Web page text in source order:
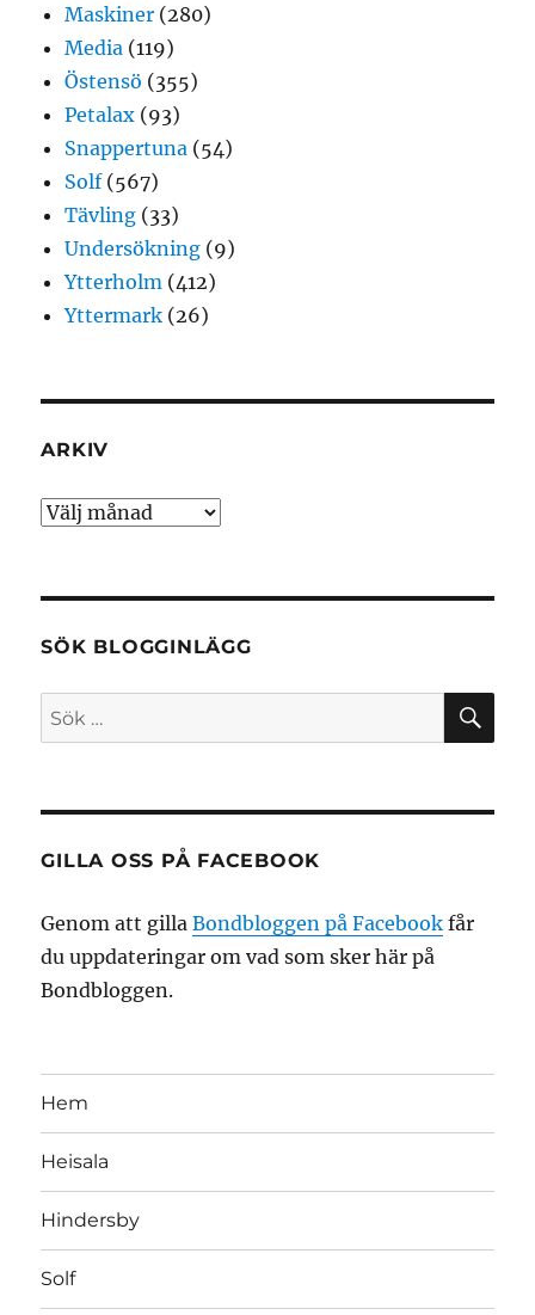
Maskiner (280)
Media (119)
Östensö (355)
Petalax (93)
Snappertuna (54)
Solf(567)
Tävling (33)
Undersökning (9)
Ytterholm (412)
Yttermark (26)
ARKIV
Arkiv
SÖK BLOGGINLÄGG
Sök
efter:
GILLA OSS PÅ FACEBOOK
Genom att gillaBondbloggen på Facebook får
du uppdateringar om vad som sker här på
Bondbloggen.
Hem
Heisala
Hindersby
Solf